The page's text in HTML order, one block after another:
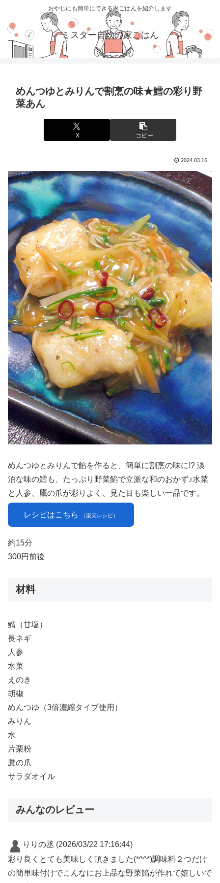
おやじにも簡単にできる家ごはんを紹介します
ミスター自炊の家ごはん
めんつゆとみりんで割烹の味★鱈の彩り野
菜あん
X コピー
2024.03.16
めんつゆとみりんで餡を作ると、簡単に割烹の味に!? 淡
泊な味の鱈も、たっぷり野菜餡で立派な和のおかず♪水菜
と人参、鷹の爪が彩りよく、見た目も楽しい一品です。
レシピはこちら （楽天レシピ）
約15分
300円前後
材料
鱈（甘塩）
長ネギ
人参
水菜
えのき
胡椒
めんつゆ（3倍濃縮タイプ使用）
みりん
水
片栗粉
鷹の爪
サラダオイル
みんなのレビュー
りりの丞 (2026/03/22 17:16:44)
彩り良くとても美味しく頂きました(*^^*)調味料２つだけ
の簡単味付けでこんなにお上品な野菜餡が作れて嬉しいで